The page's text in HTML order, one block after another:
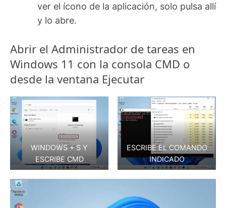
ver el ícono de la aplicación, solo pulsa allí
y lo abre.
Abrir el Administrador de tareas en
Windows 11 con la consola CMD o
desde la ventana Ejecutar
WINDOWS + S Y
ESCRIBE CMD
ESCRIBE EL COMANDO
INDICADO